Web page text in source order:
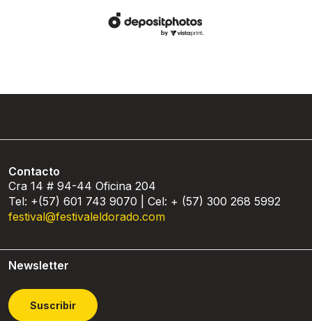
Contacto
Cra 14 # 94-44 Oficina 204
Tel: +(57) 601 743 9070 | Cel: + (57) 300 268 5992
festival@festivaleldorado.com
Newsletter
Suscribir